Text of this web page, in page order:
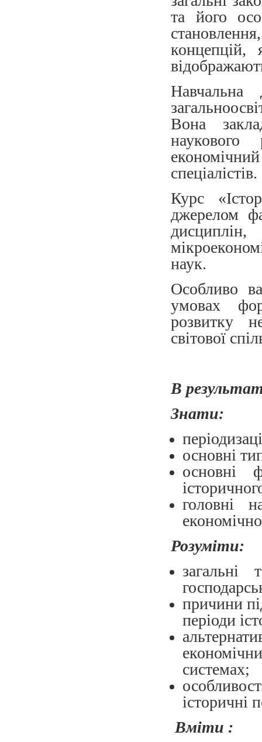
та його
концепцій,
Навчальна
Вона
наукового
спеціалістів.
Курс
джерелом
наук.
Особливо
умовах
розвитку
світової
В
Знати:
основні
основні
головні
Розуміти:
загальні
причини
періоди
системах;
історичні
Вміти :